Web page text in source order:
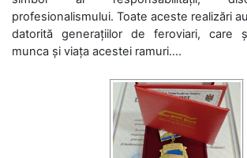
profesionalismului. Toate aceste realizări
datorită generațiilor de feroviari, care
munca și viața acestei ramuri....